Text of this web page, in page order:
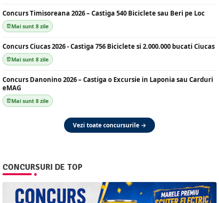
Concurs Timisoreana 2026 – Castiga 540 Biciclete sau Beri pe Loc
Mai sunt 8 zile
Concurs Ciucas 2026 - Castiga 756 Biciclete si 2.000.000 bucati Ciucas
Mai sunt 8 zile
Concurs Danonino 2026 – Castiga o Excursie in Laponia sau Carduri
eMAG
Mai sunt 8 zile
Vezi toate concursurile →
CONCURSURI DE TOP